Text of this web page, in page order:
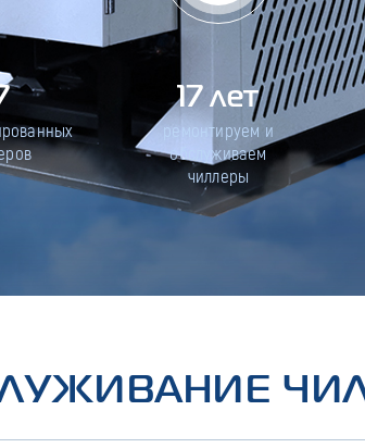
17 лет
ремонтируем и
обслуживаем
чиллеры